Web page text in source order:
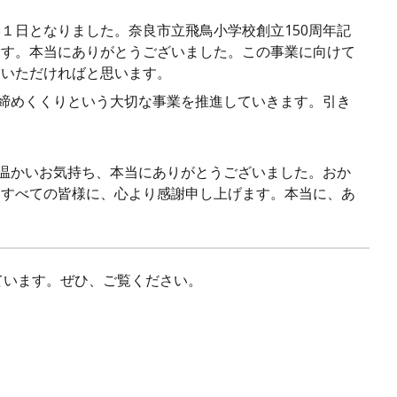
日となりました。奈良市立飛鳥小学校創立150周年記
。本当にありがとうございました。この事業に向けて
ただければと思います。
くくりという大切な事業を推進していきます。引き
かいお気持ち、本当にありがとうございました。おか
べての皆様に、心より感謝申し上げます。本当に、あ
ます。ぜひ、ご覧ください。